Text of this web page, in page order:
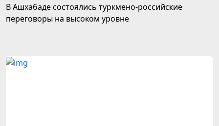
В Ашхабаде состоялись туркмено-российские
переговоры на высоком уровне